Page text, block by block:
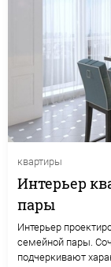
квартиры
Интерьер
пары
Интерьер
семейной пары.
подчеркивают